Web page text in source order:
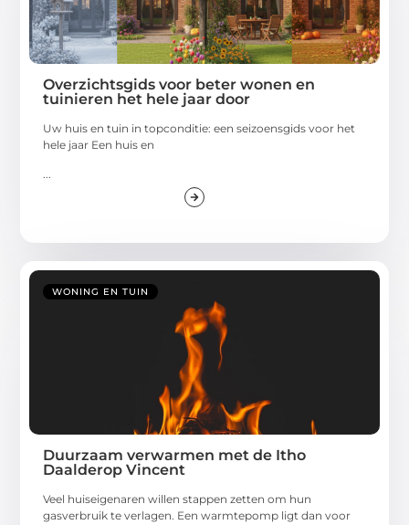
Overzichtsgids voor beter wonen en
tuinieren het hele jaar door
Uw huis en tuin in topconditie: een seizoensgids voor het
hele jaar Een huis en
...
WONING EN TUIN
Duurzaam verwarmen met de Itho
Daalderop Vincent
Veel huiseigenaren willen stappen zetten om hun
gasverbruik te verlagen. Een warmtepomp ligt dan voor